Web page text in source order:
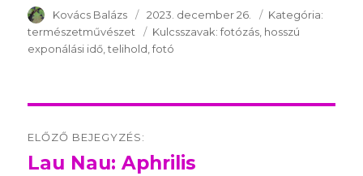
SzerzÅ
Kovács Balázs Közzétéve:
2023. december 26. Kategória:
természetművészet
Kulcsszavak:Kulcsszavak:
fotózás hosszú
exponálási idő telihold fotó
navigation
ELŐZŐ BEJEGYZÉS:
Előző
Lau Nau: Aphrilis